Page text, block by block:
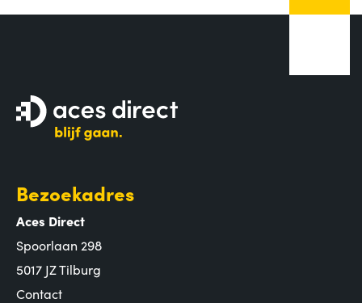
Bezoekadres
Aces Direct
Spoorlaan 298
5017 JZ Tilburg
Contact